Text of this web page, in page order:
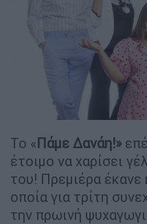
Το «Πάμε Δανάη!»
έτοιμο να χαρίσει
του! Πρεμιέρα έκανε
οποία για τρίτη
την πρωινή